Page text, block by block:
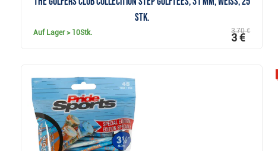
Stk.
Auf Lager> 10Stk. 3,70 €
3 €
Anzeigen